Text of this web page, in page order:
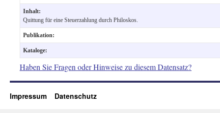
Inhalt:
Quittung für eine Steuerzahlung durch Philoskos.
Publikation:
Kataloge:
Haben Sie Fragen oder Hinweise zu diesem Datensatz?
Impressum Datenschutz